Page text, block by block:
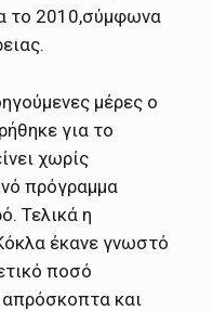
το 2010,σύμφωνα
μέρες ο
για το
χωρίς
πρόγραμμα
Τελικά η
έκανε γνωστό
ποσό
απρόσκοπτα και